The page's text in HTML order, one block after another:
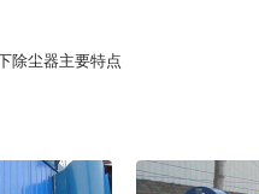
除尘器主要特点